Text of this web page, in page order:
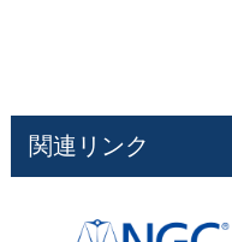
関連リンク